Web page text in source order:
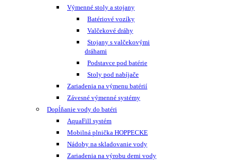
Výmenné stoly a stojany
Batériové vozíky
Valčekové dráhy
Stojany s valčekovými
dráhami
Podstavce pod batérie
Stoly pod nabíjače
Zariadenia na výmenu batérií
Závesné výmenné systémy
Dopĺňanie vody do batéri
AquaFill systém
Mobilná plnička HOPPECKE
Nádoby na skladovanie vody
Zariadenia na výrobu demi vody